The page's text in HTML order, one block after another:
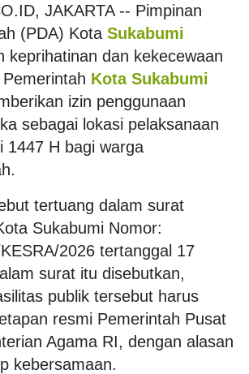
JAKARTA -- Pimpinan
(PDA) Kota Sukabumi
keprihatinan dan kekecewaan
Kota Sukabumi
izin penggunaan
sebagai lokasi pelaksanaan
1447 H bagi warga
tertuang dalam surat
Sukabumi Nomor:
2026 tertanggal 17
surat itu disebutkan,
publik tersebut harus
resmi Pemerintah Pusat
Agama RI, dengan alasan
kebersamaan.